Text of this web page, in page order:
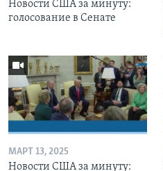
Новости США за минуту:
голосование в Сенате
МАРТ 13, 2025
Новости США за минуту: